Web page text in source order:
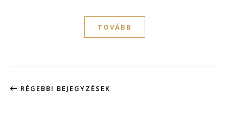
TOVÁBB
RÉGEBBI BEJEGYZÉSEK